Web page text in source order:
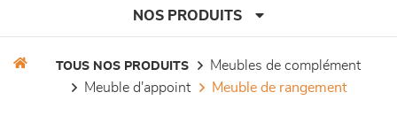
NOS PRODUITS
TOUS NOS PRODUITS
meubles de complément
meuble d'appoint
meuble de rangement